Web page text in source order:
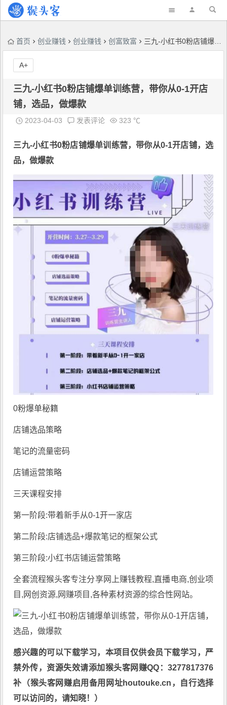
首页 创业赚钱 创业赚钱 创富致富 三九-小红书0粉店铺爆单训练营，带你从0-1开店铺，选品，做爆款
三九-小红书0粉店铺爆单训练营，带你从0-1开店
铺，选品，做爆款
2023-04-03 发表评论 323 ℃
三九-小红书0粉店铺爆单训练营，带你从0-1开店铺，选
品，做爆款
0粉爆单秘籍
店铺选品策略
笔记的流量密码
店铺运营策略
三天课程安排
第一阶段:带着新手从0-1开一家店
第二阶段:店铺选品+爆款笔记的框架公式
第三阶段:小红书店铺运营策略
全套流程猴头客专注分享网上赚钱教程,直播电商,创业项
目,网创资源, 网赚项目 ,各种素材资源的综合性网站。
感兴趣的可以下载学习，本项目仅供会员下载学习，严
禁外传，资源失效请添加猴头客网赚QQ：3277817376
补（猴头客网赚启用备用网址houtouke.cn，自行选择
可以访问的，请知晓！）
A+